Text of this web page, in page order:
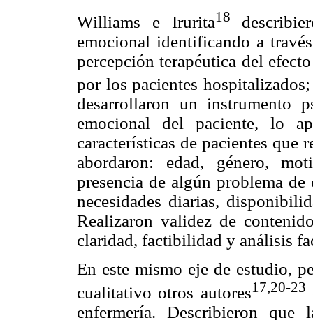
Williams e Irurita18
emocional identificando a
percepción terapéutica del
por los pacientes
desarrollaron un instrumento
emocional del paciente, lo
características de pacientes que
abordaron: edad, género,
presencia de algún problema
necesidades diarias,
Realizaron validez de
claridad, factibilidad y análisis
En este mismo eje de estudio,
cualitativo otros autores17,20-23
enfermería. Describieron que